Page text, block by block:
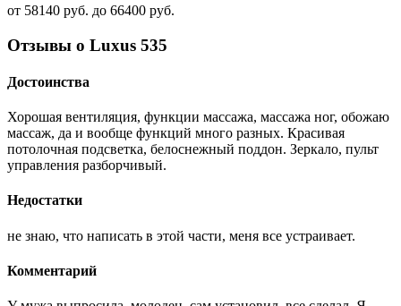
от 58140 руб. до 66400 руб.
Отзывы о Luxus 535
Достоинства
Хорошая вентиляция, функции массажа, массажа ног, обожаю
массаж, да и вообще функций много разных. Красивая
потолочная подсветка, белоснежный поддон. Зеркало, пульт
управления разборчивый.
Недостатки
не знаю, что написать в этой части, меня все устраивает.
Комментарий